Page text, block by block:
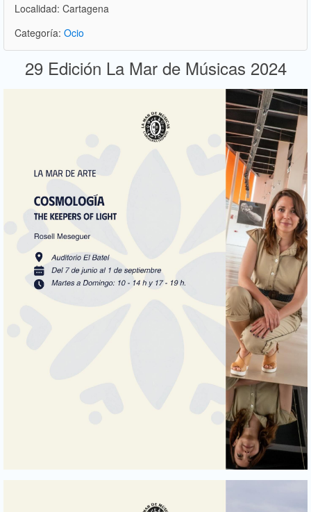
Localidad: Cartagena
Categoría: Ocio
29 Edición La Mar de Músicas 2024